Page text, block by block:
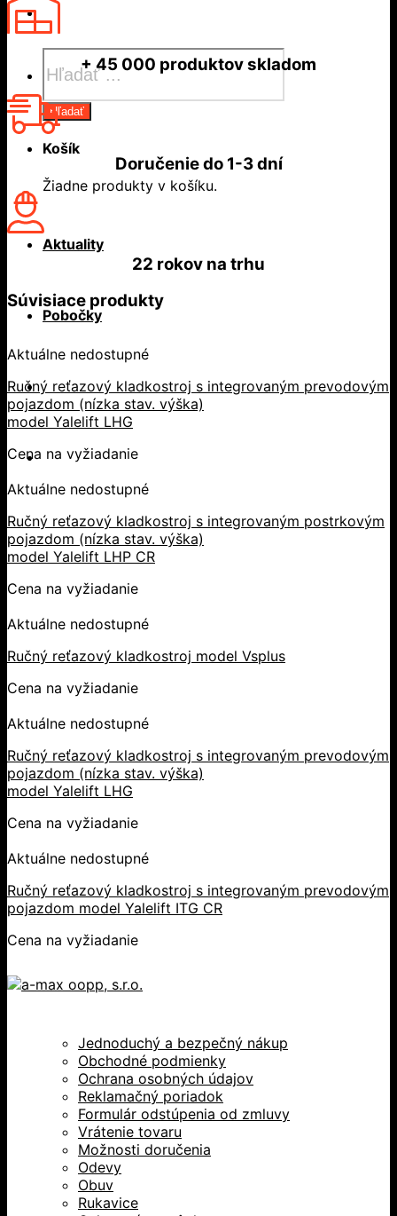
Products
search
Hľadať
Košík
Žiadne produkty v košíku.
Aktuality
Pobočky
+ 45 000 produktov skladom
Doručenie do1-3 dní
22 rokov na trhu
Súvisiace produkty
Aktuálne nedostupné
Ručný reťazový kladkostroj s integrovaným prevodovým
pojazdom (nízka stav. výška)
model Yalelift LHG
Cena na vyžiadanie
Aktuálne nedostupné
Ručný reťazový kladkostroj s integrovaným postrkovým
pojazdom (nízka stav. výška)
model Yalelift LHP CR
Cena na vyžiadanie
Aktuálne nedostupné
Ručný reťazový kladkostroj model Vsplus
Cena na vyžiadanie
Aktuálne nedostupné
Ručný reťazový kladkostroj s integrovaným prevodovým
pojazdom (nízka stav. výška)
model Yalelift LHG
Cena na vyžiadanie
Aktuálne nedostupné
Ručný reťazový kladkostroj s integrovaným prevodovým
pojazdom model Yalelift ITG CR
Cena na vyžiadanie
Jednoduchý a bezpečný nákup
Obchodné podmienky
Ochrana osobných údajov
Reklamačný poriadok
Formulár odstúpenia od zmluvy
Vrátenie tovaru
Možnosti doručenia
Odevy
Obuv
Rukavice